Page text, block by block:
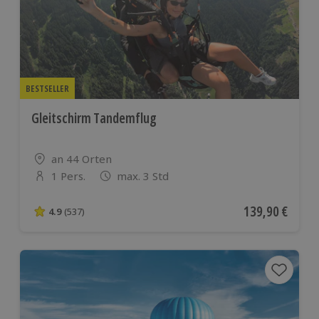
BESTSELLER
Gleitschirm Tandemflug
Standort
an 44 Orten
Anzahl der Teilnehmer
1 Pers. max. 3 Std
4.9 von 5 Sternen basierend auf 537 Bewertungen
4.9 (537) Aktueller Preis
139,90 €